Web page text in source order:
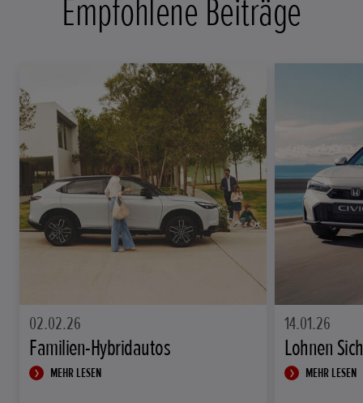
Empfohlene Beiträge
02.02.26
Familien-Hybridautos
MEHR LESEN
14.01.26
Lohnen
MEHR LESEN